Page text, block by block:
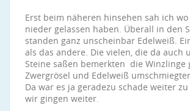
Erst beim näheren hinsehen sah ich
nieder gelassen haben. Überall in den
standen ganz unscheinbar Edelweiß.
als das andere. Die vielen, die da auch
Steine saßen bemerkten die Winzlinge
Zwergrösel und Edelweiß
Da war es ja geradezu schade weiter
wir gingen weiter.